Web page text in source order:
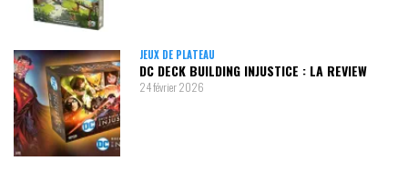
JEUX DE PLATEAU
DC DECK BUILDING INJUSTICE : LA REVIEW
24 février 2026